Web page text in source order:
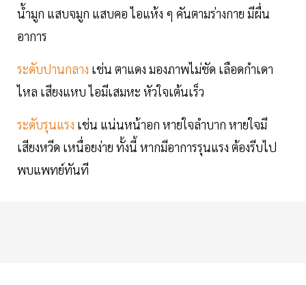
น้ำมูก แสบจมูก แสบคอ ไอแห้ง ๆ คันตามร่างกาย มีผื่น
อาการ
ระดับปานกลาง เช่น ตาแดง มองภาพไม่ชัด เลือดกำเดา
ไหล เสียงแหบ ไอมีเสมหะ หัวใจเต้นเร็ว
ระดับรุนแรง เช่น แน่นหน้าอก หายใจลำบาก หายใจมี
เสียงหวีด เหนื่อยง่าย ทั้งนี้ หากมีอาการรุนแรง ต้องรีบไป
พบแพทย์ทันที